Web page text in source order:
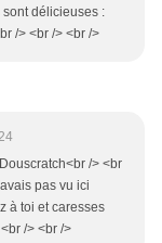
sont délicieuses :
/> <br /> <br />
/> <br
pas vu ici
à toi et caresses
/> <br />